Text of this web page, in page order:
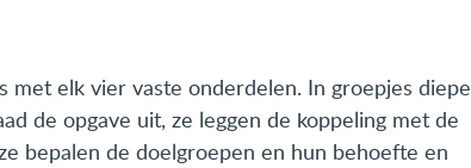
met elk vier vaste onderdelen. In groepjes
de opgave uit, ze leggen de koppeling met de
bepalen de doelgroepen en hun behoefte en